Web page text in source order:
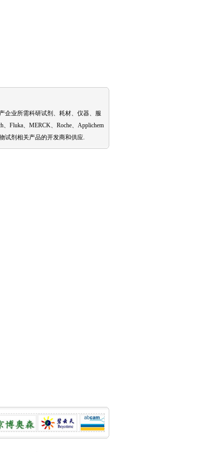
企业所需科研试剂、耗材、仪器、服
Fluka、MERCK、Roche、Applichem
试剂相关产品的开发商和供应.